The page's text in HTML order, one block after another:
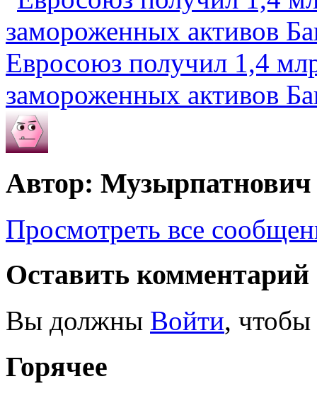
Евросоюз получил 1,4
замороженных активов
Автор: Музырпатнович
Просмотреть все
Оставить комментарий
Вы должны Войти, чтобы
Горячее